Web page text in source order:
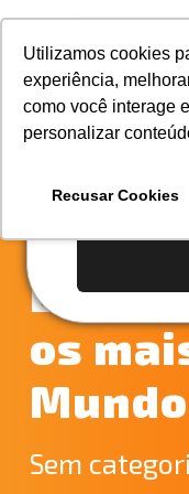
Utilizamos cookies
experiência,
como você interage
personalizar
Recusar Cookies
A Mastersul
Responsabilidade
Blog
E-books
os
Mundo
Sem